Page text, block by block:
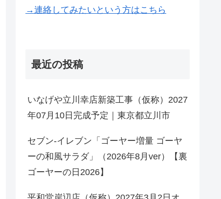
→連絡してみたいという方はこちら
最近の投稿
いなげや立川幸店新築工事（仮称）2027
年07月10日完成予定｜東京都立川市
セブン-イレブン「ゴーヤー増量 ゴーヤ
ーの和風サラダ」（2026年8月ver）【裏
ゴーヤーの日2026】